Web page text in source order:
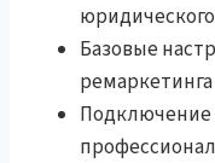
Базовые
ремаркетинга
Подключение